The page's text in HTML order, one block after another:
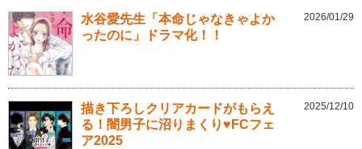
水谷愛先生「本命じゃなきゃよか
ったのに」ドラマ化！！
2026/01/29
描き下ろしクリアカードがもらえ
る！闇男子に沼りまくり♥FCフェ
ア2025
2025/12/10